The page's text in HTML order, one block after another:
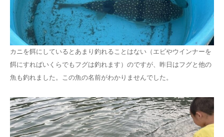
カニを餌にしているとあまり釣れることはない（エビやウインナーを
餌にすればいくらでもフグは釣れます）のですが、昨日はフグと他の
魚も釣れました。この魚の名前がわかりませんでした。